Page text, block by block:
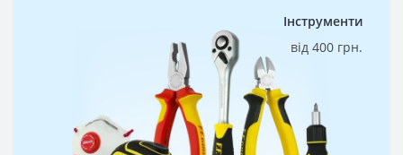
Інструменти
від 400 грн.